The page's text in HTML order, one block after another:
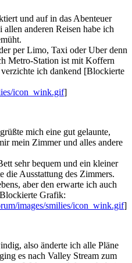
und auf in das Abenteuer
anderen Reisen habe ich
per Limo, Taxi oder Uber denn
Metro-Station ist mit Koffern
ich dankend [Blockierte
icon_wink.gif]
mich eine gut gelaunte,
mein Zimmer und alles andere
sehr bequem und ein kleiner
Ausstattung des Zimmers.
aber den erwarte ich auch
Grafik:
images/smilies/icon_wink.gif]
also änderte ich alle Pläne
es nach Valley Stream zum